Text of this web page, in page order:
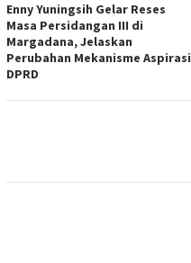
Enny Yuningsih Gelar Reses
Masa Persidangan III di
Margadana, Jelaskan
Perubahan Mekanisme Aspirasi
DPRD